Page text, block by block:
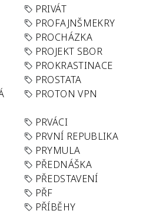
PRIVÁT
PROFAJNŠMEKRY
PROCHÁZKA
PROJEKT SBOR
PROKRASTINACE
PROSTATA
PROTON VPN
PRVÁCI
PRVNÍ REPUBLIKA
PRYMULA
PŘEDNÁŠKA
PŘEDSTAVENÍ
PŘF
PŘÍBĚHY